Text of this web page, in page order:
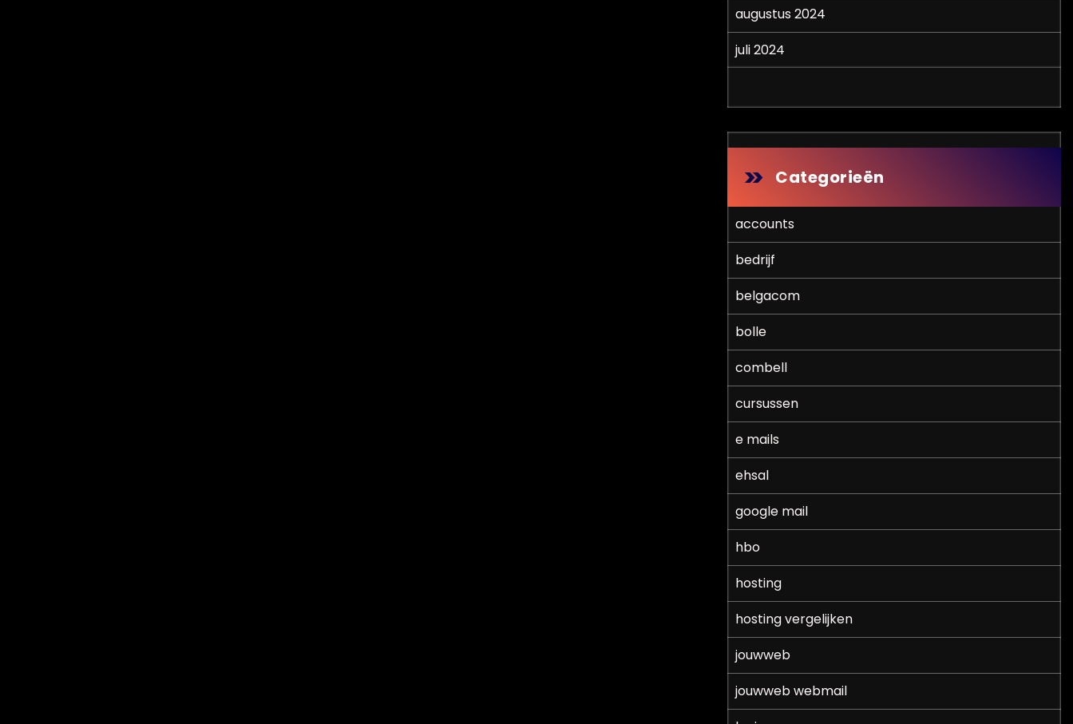
augustus 2024
juli 2024
Categorieën
accounts
bedrijf
belgacom
bolle
combell
cursussen
e mails
ehsal
google mail
hbo
hosting
hosting vergelijken
jouwweb
jouwweb webmail